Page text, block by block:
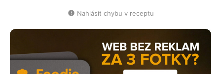
Nahlásit chybu v receptu